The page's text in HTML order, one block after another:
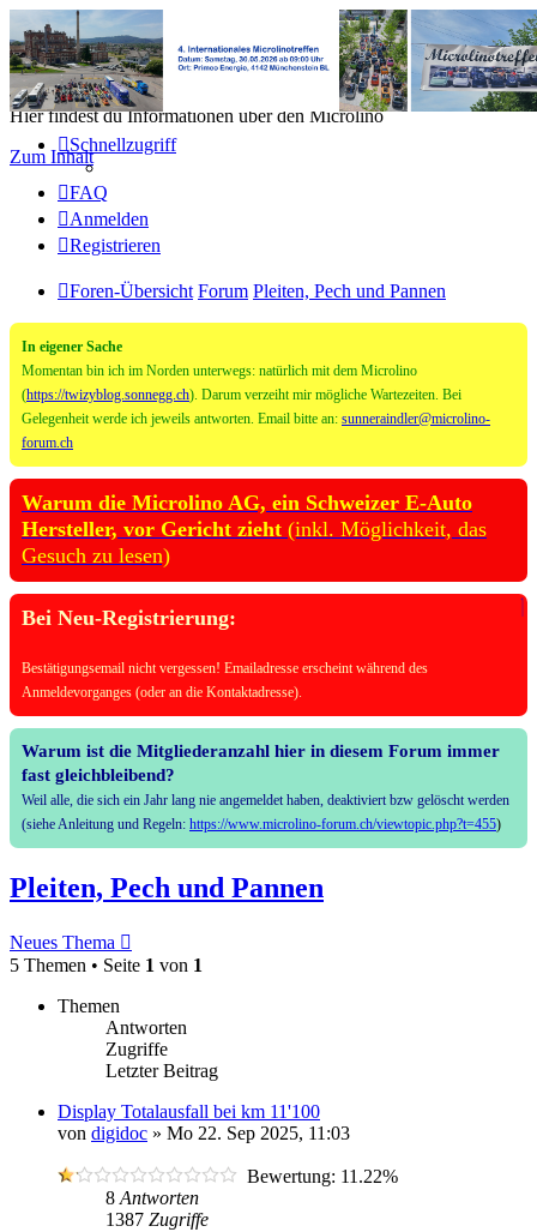
Microlino Forum
Hier findest du Informationen über den Microlino
Zum Inhalt
Schnellzugriff
FAQ
Anmelden
Registrieren
Foren-Übersicht Forum Pleiten, Pech und Pannen
In eigener Sache
Momentan bin ich im Norden unterwegs: natürlich mit dem Microlino
(https://twizyblog.sonnegg.ch). Darum verzeiht mir mögliche Wartezeiten. Bei
Gelegenheit werde ich jeweils antworten. Email bitte an: sunneraindler@microlino-
forum.ch
Warum die Microlino AG, ein Schweizer E-Auto
Hersteller, vor Gericht zieht (inkl. Möglichkeit, das
Gesuch zu lesen)
Bei Neu-Registrierung:
Bestätigungsemail nicht vergessen! Emailadresse erscheint während des
Anmeldevorganges (oder an die Kontaktadresse).
Warum ist die Mitgliederanzahl hier in diesem Forum immer
fast gleichbleibend?
Weil alle, die sich ein Jahr lang nie angemeldet haben, deaktiviert bzw gelöscht werden
(siehe Anleitung und Regeln: https://www.microlino-forum.ch/viewtopic.php?t=455)
Pleiten, Pech und Pannen
Neues Thema
5 Themen • Seite 1 von 1
Themen
Antworten
Zugriffe
Letzter Beitrag
Display Totalausfall bei km 11'100
von digidoc » Mo 22. Sep 2025, 11:03
Bewertung: 11.22%
8 Antworten
1387 Zugriffe